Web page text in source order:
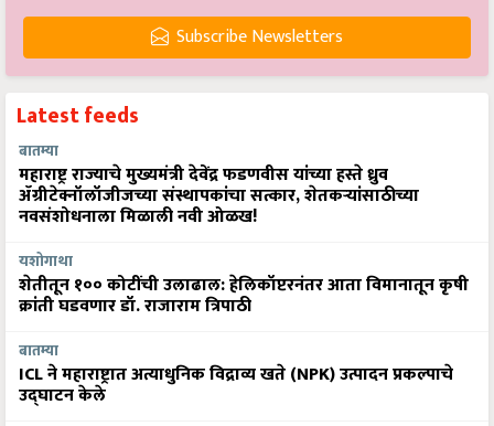
Subscribe Newsletters
Latest feeds
बातम्या
महाराष्ट्र राज्याचे मुख्यमंत्री देवेंद्र फडणवीस यांच्या हस्ते ध्रुव
ॲग्रीटेक्नॉलॉजीजच्या संस्थापकांचा सत्कार, शेतकऱ्यांसाठीच्या
नवसंशोधनाला मिळाली नवी ओळख!
यशोगाथा
शेतीतून १०० कोटींची उलाढाल: हेलिकॉप्टरनंतर आता विमानातून कृषी
क्रांती घडवणार डॉ. राजाराम त्रिपाठी
बातम्या
ICL ने महाराष्ट्रात अत्याधुनिक विद्राव्य खते (NPK) उत्पादन प्रकल्पाचे
उद्घाटन केले